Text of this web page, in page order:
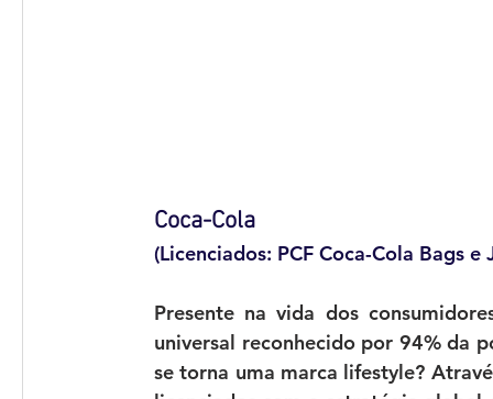
Coca-Cola
(Licenciados: PCF Coca-Cola Bags e
Presente na vida dos
universal reconhecido por 94% da
se torna uma marca lifestyle?